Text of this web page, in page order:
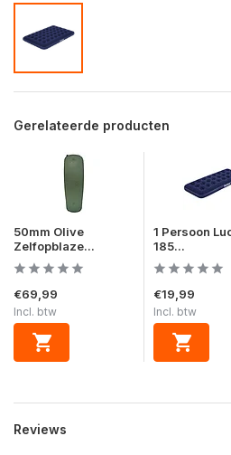
Gerelateerde producten
50mm Olive
Zelfopblaze...
€69,99
Incl. btw
1 Persoon
185...
€19,99
Incl. btw
Reviews